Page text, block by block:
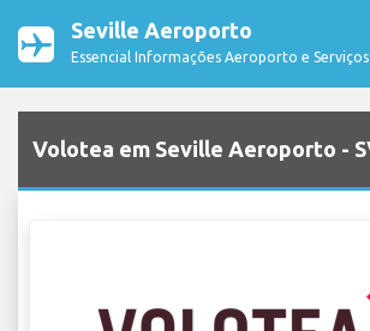
Seville Aeroporto
Essencial Informações Aeroporto e Serviços
Volotea em Seville Aeroporto -